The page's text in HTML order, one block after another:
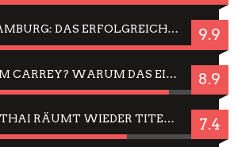
JELLYFISH HAMBURG: DAS ERFOLGREICHE SOMMER-MENÜ 2025 IN GEFÜHLEN UND BILDERN 9.9
CÉSAR FÜR JIM CARREY? WARUM DAS EINER DER NERVIGSTEN ACTORS IST UND BLEIBT 8.9
JING JING: IN-THAI RÄUMT WIEDER TITEL AB – EIN ZWEI-STUNDEN-ERLEBNISBERICHT 7.4